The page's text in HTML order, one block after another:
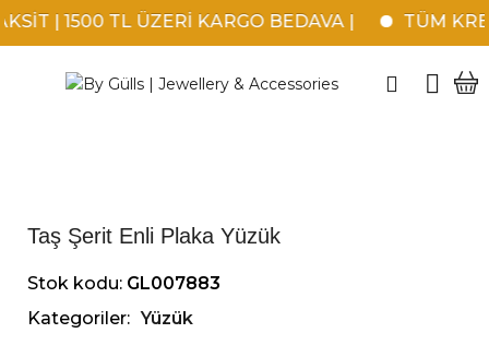
| 1500 TL ÜZERİ KARGO BEDAVA | TÜM
Taş Şerit Enli Plaka Yüzük
Stok kodu: GL007883
Kategoriler: Yüzük